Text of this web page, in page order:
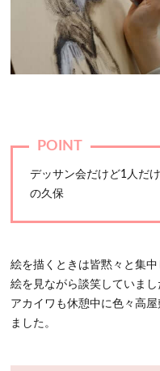
デッサン会だけど1人だ
の久保
絵を描くときは皆黙々と集
絵を見ながら談笑していまし
アカイワも休憩中に色々高
ました。